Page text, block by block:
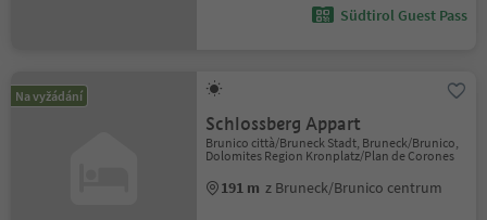
Südtirol Guest Pass
Na vyžádání
Schlossberg Appart
Brunico città/Bruneck Stadt, Bruneck/Brunico,
Dolomites Region Kronplatz/Plan de Corones
191 m z Bruneck/Brunico centrum